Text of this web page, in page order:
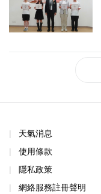
天氣消息
使用條款
隱私政策
網絡服務註冊聲明